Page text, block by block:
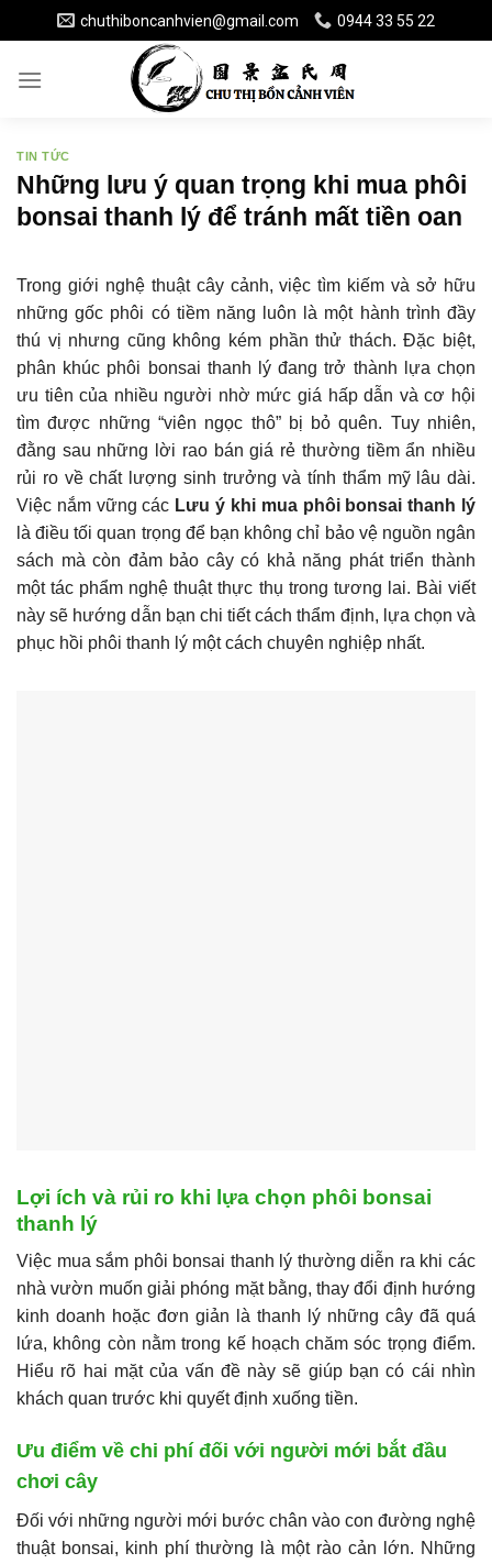
to
content
chuthiboncanhvien@gmail.com 0944 33 55 22
TIN TỨC
Những lưu ý quan trọng khi mua phôi
bonsai thanh lý để tránh mất tiền oan
Trong giới nghệ thuật cây cảnh, việc tìm kiếm và sở hữu
những gốc phôi có tiềm năng luôn là một hành trình đầy
thú vị nhưng cũng không kém phần thử thách. Đặc biệt,
phân khúc phôi bonsai thanh lý đang trở thành lựa chọn
ưu tiên của nhiều người nhờ mức giá hấp dẫn và cơ hội
tìm được những “viên ngọc thô” bị bỏ quên. Tuy nhiên,
đằng sau những lời rao bán giá rẻ thường tiềm ẩn nhiều
rủi ro về chất lượng sinh trưởng và tính thẩm mỹ lâu dài.
Việc nắm vững các Lưu ý khi mua phôi bonsai thanh lý
là điều tối quan trọng để bạn không chỉ bảo vệ nguồn ngân
sách mà còn đảm bảo cây có khả năng phát triển thành
một tác phẩm nghệ thuật thực thụ trong tương lai. Bài viết
này sẽ hướng dẫn bạn chi tiết cách thẩm định, lựa chọn và
phục hồi phôi thanh lý một cách chuyên nghiệp nhất.
Lợi ích và rủi ro khi lựa chọn phôi bonsai
thanh lý
Việc mua sắm phôi bonsai thanh lý thường diễn ra khi các
nhà vườn muốn giải phóng mặt bằng, thay đổi định hướng
kinh doanh hoặc đơn giản là thanh lý những cây đã quá
lứa, không còn nằm trong kế hoạch chăm sóc trọng điểm.
Hiểu rõ hai mặt của vấn đề này sẽ giúp bạn có cái nhìn
khách quan trước khi quyết định xuống tiền.
Ưu điểm về chi phí đối với người mới bắt đầu
chơi cây
Đối với những người mới bước chân vào con đường nghệ
thuật bonsai, kinh phí thường là một rào cản lớn. Những